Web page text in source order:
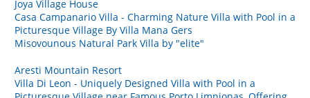
Joya Village House
Casa Campanario Villa - Charming Nature Villa with Pool in a
Picturesque Village By Villa Mana Gers
Misovounous Natural Park Villa by "elite"
Aresti Mountain Resort
Villa Di Leon - Uniquely Designed Villa with Pool in a